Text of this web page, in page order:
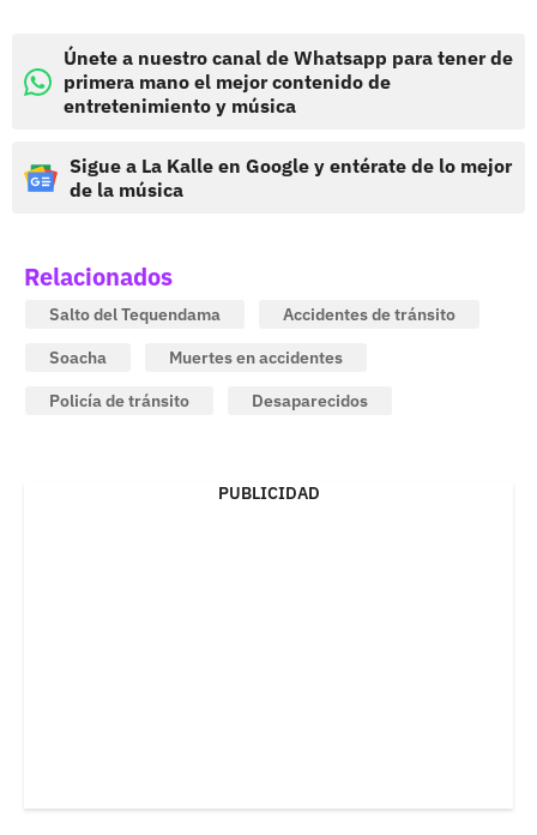
Únete a nuestro canal de Whatsapp para tener de
primera mano el mejor contenido de
entretenimiento y música
Sigue a La Kalle en Google y entérate de lo mejor
de la música
Relacionados
Salto del Tequendama
Accidentes de tránsito
Soacha
Muertes en accidentes
Policía de tránsito
Desaparecidos
PUBLICIDAD